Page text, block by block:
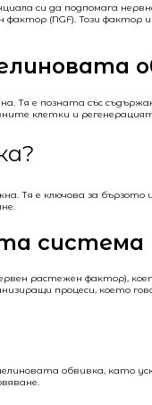
си да подпомага
(NGF). Този
Тя е позната със
клетки и
Тя е ключова за
система
растежен фактор),
процеси, което
обвивка, като